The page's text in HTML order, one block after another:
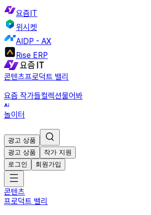
요즘IT
위시켓
AIDP - AX
Rise ERP
콘텐츠프로덕트 밸리
요즘 작가들컬렉션물어봐
놀이터
광고 상품
광고 상품
작가 지원
로그인
회원가입
콘텐츠
프로덕트 밸리